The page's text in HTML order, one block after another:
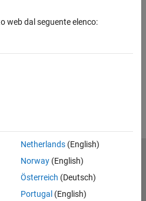
web dal seguente elenco:
Netherlands(English)
Norway(English)
Österreich (Deutsch)
Portugal (English)
Informativa sulla privacy
Contatti
Inc.